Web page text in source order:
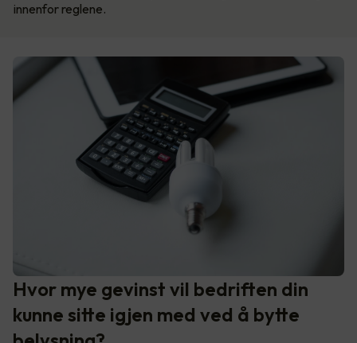
innenfor reglene.
Hvor mye gevinst vil bedriften din
kunne sitte igjen med ved å bytte